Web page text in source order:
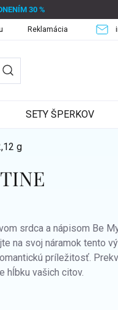
30 %
Reklamácia
SETY ŠPERKOV
g
srdca a nápisom Be
na svoj náramok tento
príležitosť.
hĺbku vašich citov.